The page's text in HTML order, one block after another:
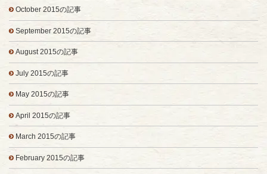
October 2015の記事
September 2015の記事
August 2015の記事
July 2015の記事
May 2015の記事
April 2015の記事
March 2015の記事
February 2015の記事